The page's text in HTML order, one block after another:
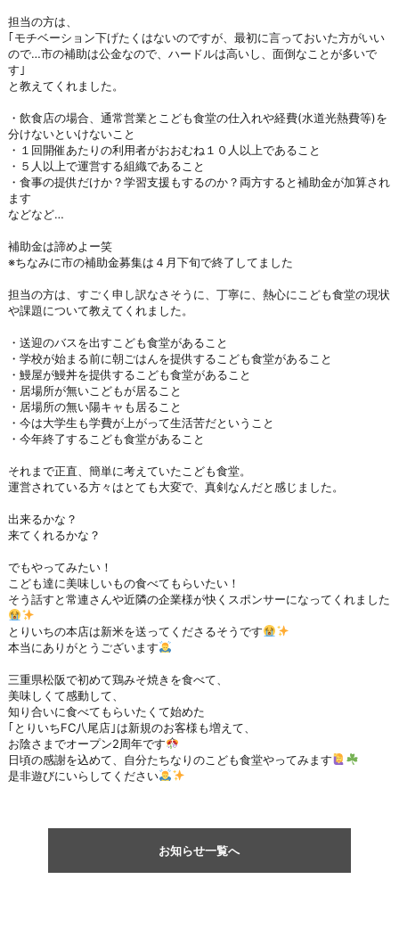
担当の方は、
｢モチベーション下げたくはないのですが、最初に言っておいた方がいい
ので…市の補助は公金なので、ハードルは高いし、面倒なことが多いで
す｣
と教えてくれました。
・飲食店の場合、通常営業とこども食堂の仕入れや経費(水道光熱費等)を
分けないといけないこと
・１回開催あたりの利用者がおおむね１０人以上であること
・５人以上で運営する組織であること
・食事の提供だけか？学習支援もするのか？両方すると補助金が加算され
ます
などなど…
補助金は諦めよー笑
※ちなみに市の補助金募集は４月下旬で終了してました
担当の方は、すごく申し訳なさそうに、丁寧に、熱心にこども食堂の現状
や課題について教えてくれました。
・送迎のバスを出すこども食堂があること
・学校が始まる前に朝ごはんを提供するこども食堂があること
・鰻屋が鰻丼を提供するこども食堂があること
・居場所が無いこどもが居ること
・居場所の無い陽キャも居ること
・今は大学生も学費が上がって生活苦だということ
・今年終了するこども食堂があること
それまで正直、簡単に考えていたこども食堂。
運営されている方々はとても大変で、真剣なんだと感じました。
出来るかな？
来てくれるかな？
でもやってみたい！
こども達に美味しいもの食べてもらいたい！
そう話すと常連さんや近隣の企業様が快くスポンサーになってくれました
とりいちの本店は新米を送ってくださるそうです
本当にありがとうございます
三重県松阪で初めて鶏みそ焼きを食べて、
美味しくて感動して、
知り合いに食べてもらいたくて始めた
｢とりいちFC八尾店｣は新規のお客様も増えて、
お陰さまでオープン2周年です
日頃の感謝を込めて、自分たちなりのこども食堂やってみます
是非遊びにいらしてください
お知らせ一覧へ